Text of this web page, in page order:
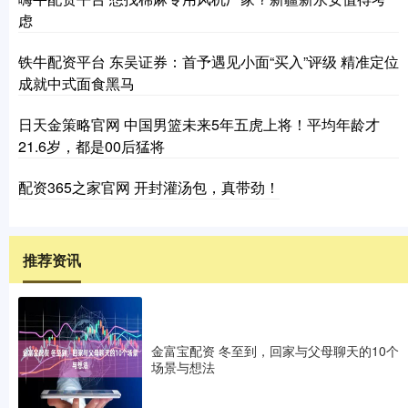
虑
铁牛配资平台 东吴证券：首予遇见小面“买入”评级 精准定位
成就中式面食黑马
日天金策略官网 中国男篮未来5年五虎上将！平均年龄才
21.6岁，都是00后猛将
配资365之家官网 开封灌汤包，真带劲！
推荐资讯
金富宝配资 冬至到，回家与父母聊天的10个
场景与想法